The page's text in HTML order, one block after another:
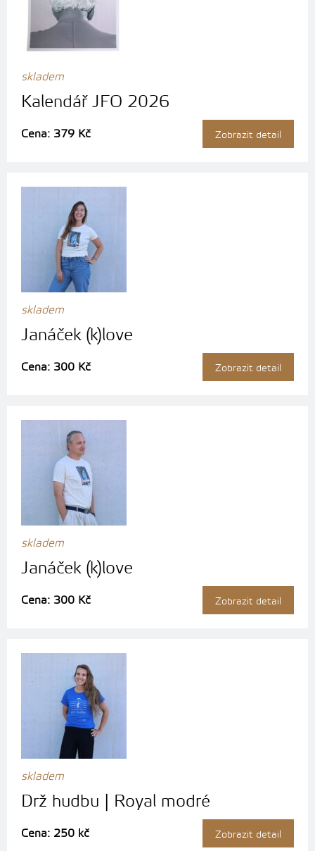
skladem
Kalendář JFO 2026
Cena: 379 Kč Zobrazit detail
skladem
Janáček (k)love
Cena: 300 Kč Zobrazit detail
skladem
Janáček (k)love
Cena: 300 Kč Zobrazit detail
skladem
Drž hudbu | Royal modré
Cena: 250 kč Zobrazit detail